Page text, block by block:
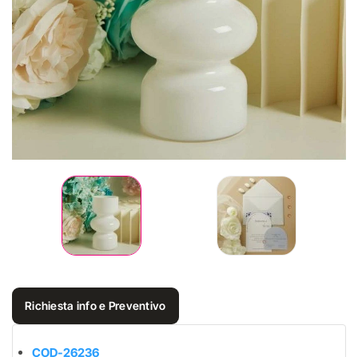
Richiesta info e Preventivo
COD-26236